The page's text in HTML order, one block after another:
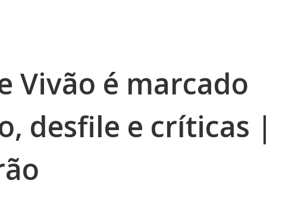
Vivão é marcado
desfile e críticas |